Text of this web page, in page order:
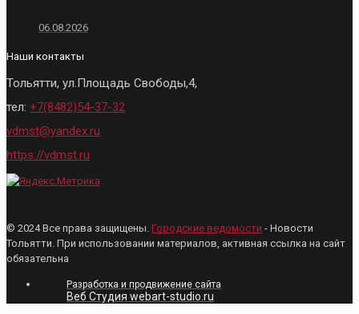
06.08.2026
Наши контакты
Тольятти, ул.Площадь Свободы,4,
тел: +7(8482)54-37-32
vdmst@yandex.ru
https://vdmst.ru
© 2024 Все права защищены. Городские ведомости - Новости
Тольятти. При использовании материалов, активная ссылка на сайт
обязательна
Разработка и продвижение сайта
Веб Студия webart-studio.ru